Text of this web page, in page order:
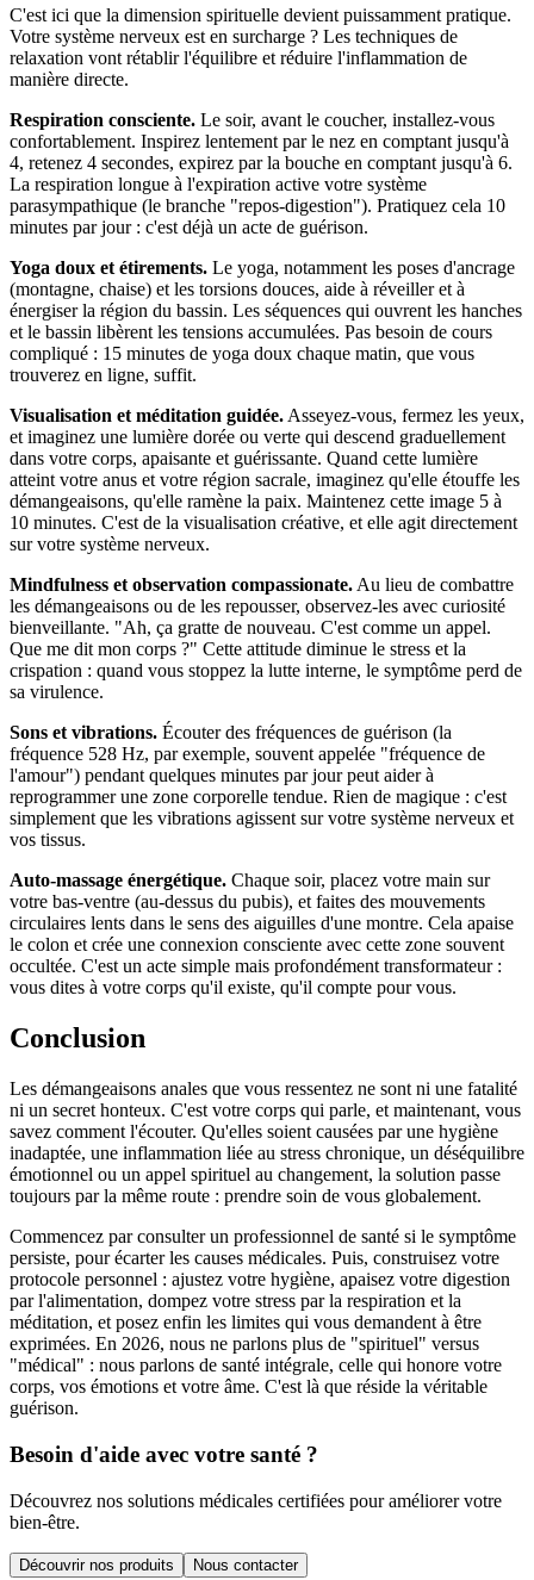
C'est ici que la dimension spirituelle devient puissamment pratique.
Votre système nerveux est en surcharge ? Les techniques de
relaxation vont rétablir l'équilibre et réduire l'inflammation de
manière directe.
Respiration consciente. Le soir, avant le coucher, installez-vous
confortablement. Inspirez lentement par le nez en comptant jusqu'à
4, retenez 4 secondes, expirez par la bouche en comptant jusqu'à 6.
La respiration longue à l'expiration active votre système
parasympathique (le branche "repos-digestion"). Pratiquez cela 10
minutes par jour : c'est déjà un acte de guérison.
Yoga doux et étirements. Le yoga, notamment les poses d'ancrage
(montagne, chaise) et les torsions douces, aide à réveiller et à
énergiser la région du bassin. Les séquences qui ouvrent les hanches
et le bassin libèrent les tensions accumulées. Pas besoin de cours
compliqué : 15 minutes de yoga doux chaque matin, que vous
trouverez en ligne, suffit.
Visualisation et méditation guidée.Asseyez-vous, fermez les yeux,
et imaginez une lumière dorée ou verte qui descend graduellement
dans votre corps, apaisante et guérissante. Quand cette lumière
atteint votre anus et votre région sacrale, imaginez qu'elle étouffe les
démangeaisons, qu'elle ramène la paix. Maintenez cette image 5 à
10 minutes. C'est de la visualisation créative, et elle agit directement
sur votre système nerveux.
Mindfulness et observation compassionate.Au lieu de combattre
les démangeaisons ou de les repousser, observez-les avec curiosité
bienveillante. "Ah, ça gratte de nouveau. C'est comme un appel.
Que me dit mon corps ?" Cette attitude diminue le stress et la
crispation : quand vous stoppez la lutte interne, le symptôme perd de
sa virulence.
Sons et vibrations. Écouter des fréquences de guérison (la
fréquence 528 Hz, par exemple, souvent appelée "fréquence de
l'amour") pendant quelques minutes par jour peut aider à
reprogrammer une zone corporelle tendue. Rien de magique : c'est
simplement que les vibrations agissent sur votre système nerveux et
vos tissus.
Auto-massage énergétique. Chaque soir, placez votre main sur
votre bas-ventre (au-dessus du pubis), et faites des mouvements
circulaires lents dans le sens des aiguilles d'une montre. Cela apaise
le colon et crée une connexion consciente avec cette zone souvent
occultée. C'est un acte simple mais profondément transformateur :
vous dites à votre corps qu'il existe, qu'il compte pour vous.
Conclusion
Les démangeaisons anales que vous ressentez ne sont ni une fatalité
ni un secret honteux. C'est votre corps qui parle, et maintenant, vous
savez comment l'écouter. Qu'elles soient causées par une hygiène
inadaptée, une inflammation liée au stress chronique, un déséquilibre
émotionnel ou un appel spirituel au changement, la solution passe
toujours par la même route : prendre soin de vous globalement.
Commencez par consulter un professionnel de santé si le symptôme
persiste, pour écarter les causes médicales. Puis, construisez votre
protocole personnel : ajustez votre hygiène, apaisez votre digestion
par l'alimentation, dompez votre stress par la respiration et la
méditation, et posez enfin les limites qui vous demandent à être
exprimées. En 2026, nous ne parlons plus de "spirituel" versus
"médical" : nous parlons de santé intégrale, celle qui honore votre
corps, vos émotions et votre âme. C'est là que réside la véritable
guérison.
Besoin d'aide avec votre santé ?
Découvrez nos solutions médicales certifiées pour améliorer votre
bien-être.
Découvrir nos produits Nous contacter